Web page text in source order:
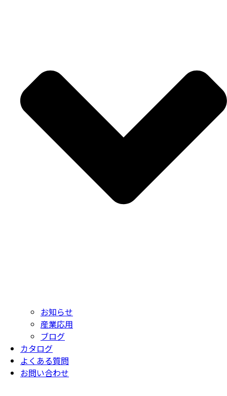
お知らせ
産業応用
ブログ
カタログ
よくある質問
お問い合わせ